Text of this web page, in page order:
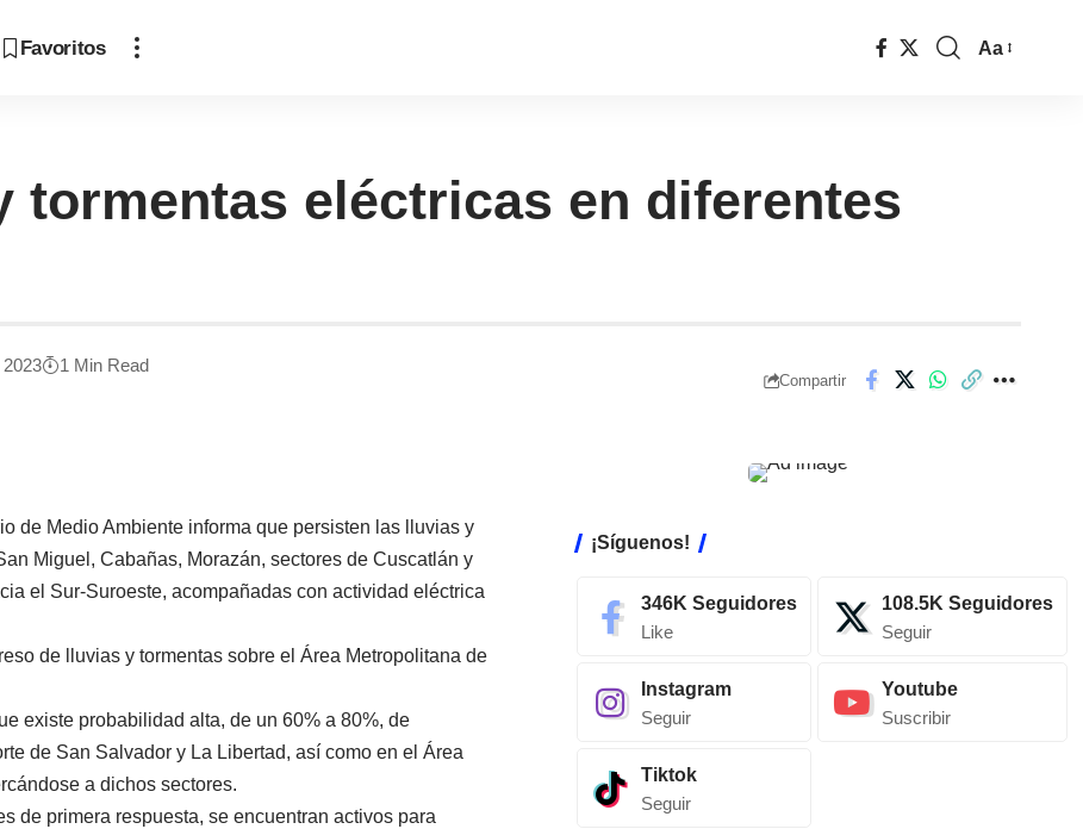
Favoritos Aa
tormentas eléctricas en diferentes
1 Min Read
Compartir
de Medio Ambiente informa que persisten las lluvias y
Miguel, Cabañas, Morazán, sectores de Cuscatlán y
el Sur-Suroeste, acompañadas con actividad eléctrica
de lluvias y tormentas sobre el Área Metropolitana de
existe probabilidad alta, de un 60% a 80%, de
de San Salvador y La Libertad, así como en el Área
a dichos sectores.
de primera respuesta, se encuentran activos para
¡Síguenos!
346K Seguidores
Like
108.5K Seguidores
Seguir
Instagram
Seguir
Youtube
Suscribir
Tiktok
Seguir